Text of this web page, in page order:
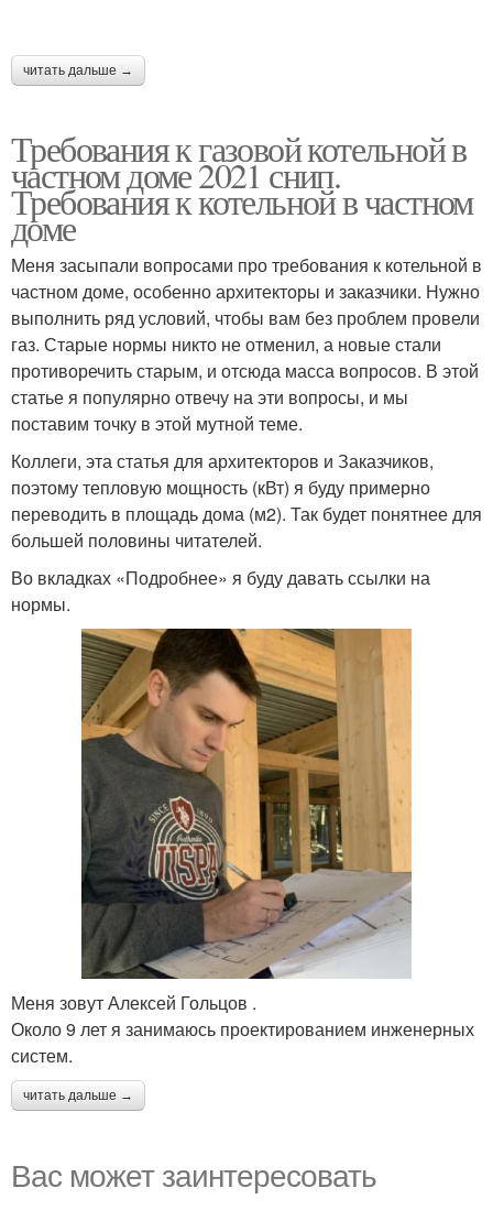
читать дальше →
Требования к газовой котельной в
частном доме 2021 снип.
Требования к котельной в частном
доме
Меня засыпали вопросами про требования к котельной в
частном доме, особенно архитекторы и заказчики. Нужно
выполнить ряд условий, чтобы вам без проблем провели
газ. Старые нормы никто не отменил, а новые стали
противоречить старым, и отсюда масса вопросов. В этой
статье я популярно отвечу на эти вопросы, и мы
поставим точку в этой мутной теме.
Коллеги, эта статья для архитекторов и Заказчиков,
поэтому тепловую мощность (кВт) я буду примерно
переводить в площадь дома (м2). Так будет понятнее для
большей половины читателей.
Во вкладках «Подробнее» я буду давать ссылки на
нормы.
Меня зовут Алексей Гольцов .
Около 9 лет я занимаюсь проектированием инженерных
систем.
читать дальше →
Вас может заинтересовать